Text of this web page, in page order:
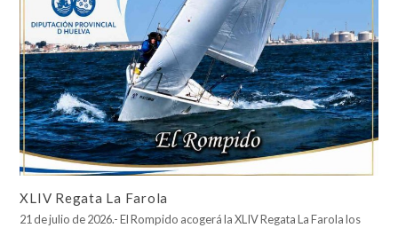
XLIV Regata La Farola
21 de julio de 2026.- El Rompido acogerá la XLIV Regata La Farola los